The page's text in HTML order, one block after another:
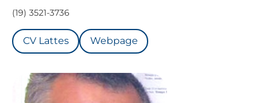
(19) 3521-3736
CV Lattes Webpage